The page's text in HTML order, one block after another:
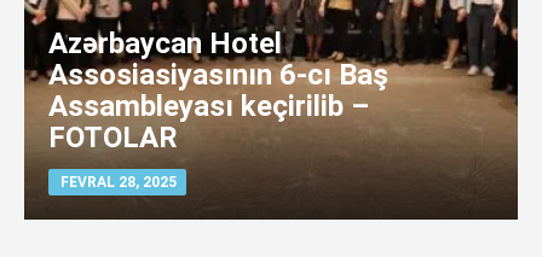
Azərbaycan Hotel
Assosiasiyasının 6-cı Baş
Assambleyası keçirilib –
FOTOLAR
FEVRAL 28, 2025